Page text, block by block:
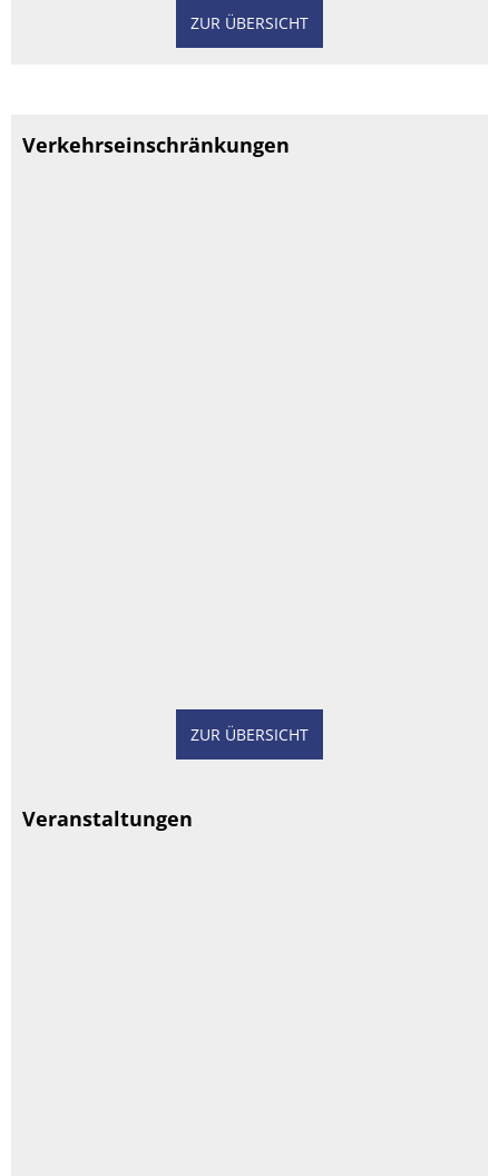
ZUR ÜBERSICHT
Verkehrseinschränkungen
ZUR ÜBERSICHT
Veranstaltungen